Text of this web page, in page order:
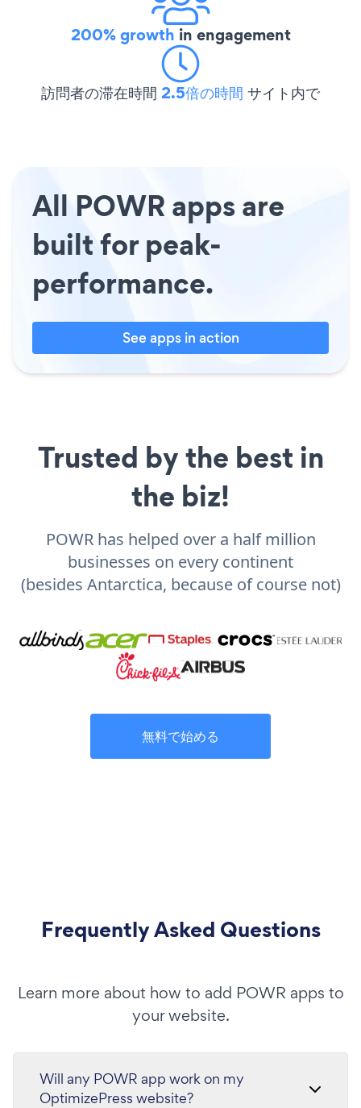
200% growth in engagement
訪問者の滞在時間 2.5倍の時間 サイト内で
All POWR apps are
built for peak-
performance.
See apps in action
Trusted by the best in
the biz!
POWR has helped over a half million
businesses on every continent
(besides Antarctica, because of course not)
無料で始める
Frequently Asked Questions
Learn more about how to add POWR apps to
your website.
Will any POWR app work on my
OptimizePress website?